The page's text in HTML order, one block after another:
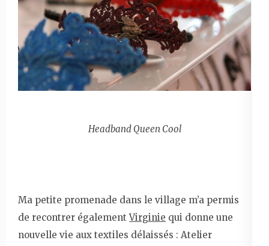
Headband Queen Cool
Ma petite promenade dans le village m’a permis
de recontrer égalementVirginie qui donne une
nouvelle vie aux textiles délaissés : Atelier